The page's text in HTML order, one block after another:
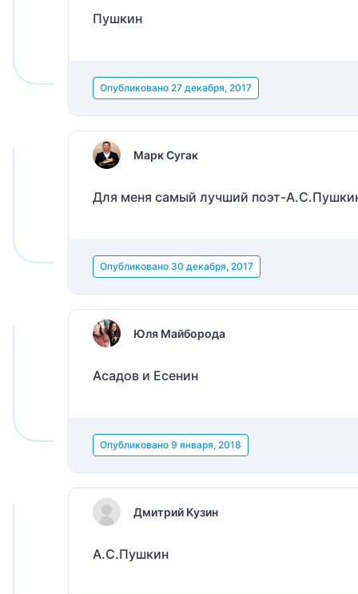
Пушкин
Опубликовано 27 декабря, 2017
Марк Сугак
Для меня самый лучший поэт-
Опубликовано 30 декабря, 2017
Юля Майборода
Асадов и Есенин
Опубликовано 9 января, 2018
Дмитрий Кузин
А.С.Пушкин